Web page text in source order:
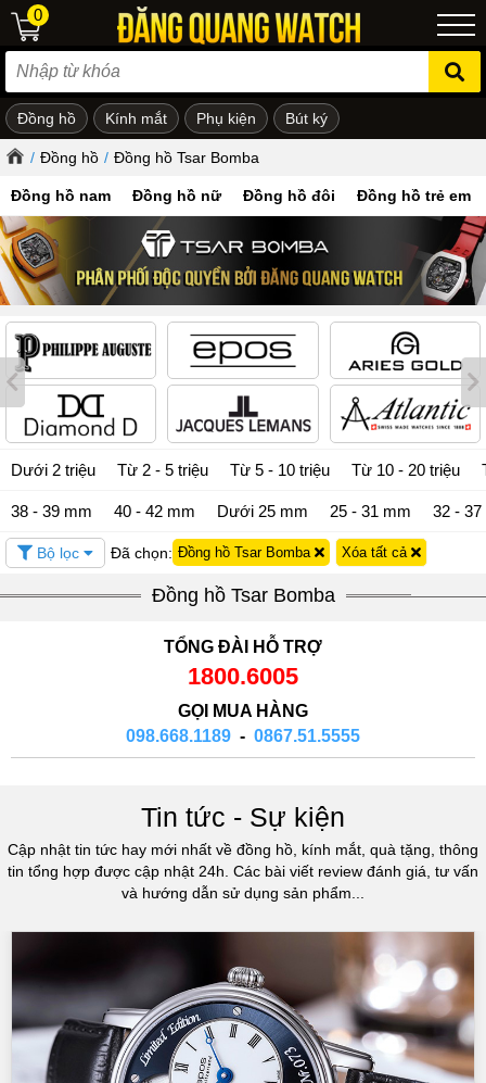
em
0
Đồng hồ Kính mắt Phụ kiện Bút ký
/ Đồng hồ / Đồng hồ Tsar Bomba
Đồng hồ nam Đồng hồ nữ Đồng hồ đôi Đồng hồ trẻ em
Dưới 2 triệu Từ 2 - 5 triệu Từ 5 - 10 triệu Từ 10 - 20 triệu
38 - 39 mm 40 - 42 mm Dưới 25 mm 25 - 31 mm 32 -
Bộ lọc Đã chọn: Đồng hồ Tsar Bomba Xóa tất cả
Đồng hồ Tsar Bomba
TỔNG ĐÀI HỖ TRỢ
1800.6005
GỌI MUA HÀNG
098.668.1189 - 0867.51.5555
Tin tức - Sự kiện
Cập nhật tin tức hay mới nhất về đồng hồ, kính mắt, quà tặng, thông
tin tổng hợp được cập nhật 24h. Các bài viết review đánh giá, tư vấn
và hướng dẫn sử dụng sản phẩm...